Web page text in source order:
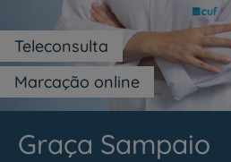
Marcação online
Teleconsulta
Graça Sampaio